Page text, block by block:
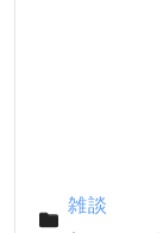
雑談